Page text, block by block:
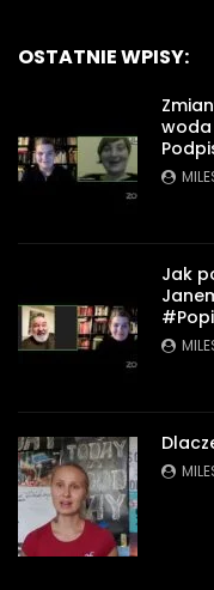
OSTATNIE WPISY:
woda
Jak